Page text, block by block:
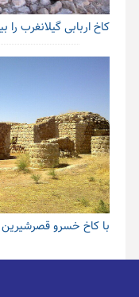
کاخ اربابی گیلانغرب
با کاخ خسرو